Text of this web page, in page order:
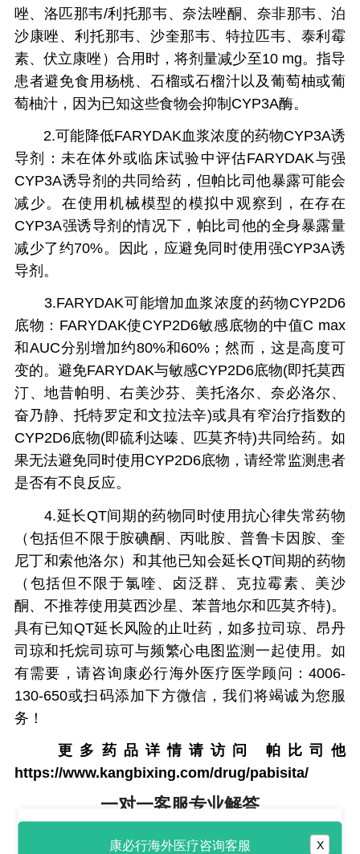
唑、洛匹那韦/利托那韦、奈法唑酮、奈非那韦、泊
沙康唑、利托那韦、沙奎那韦、特拉匹韦、泰利霉
素、伏立康唑）合用时，将剂量减少至10 mg。指导
患者避免食用杨桃、石榴或石榴汁以及葡萄柚或葡
萄柚汁，因为已知这些食物会抑制CYP3A酶。
2.可能降低FARYDAK血浆浓度的药物CYP3A诱
导剂：未在体外或临床试验中评估FARYDAK与强
CYP3A诱导剂的共同给药，但帕比司他暴露可能会
减少。在使用机械模型的模拟中观察到，在存在
CYP3A强诱导剂的情况下，帕比司他的全身暴露量
减少了约70%。因此，应避免同时使用强CYP3A诱
导剂。
3.FARYDAK可能增加血浆浓度的药物CYP2D6
底物：FARYDAK使CYP2D6敏感底物的中值C max
和AUC分别增加约80%和60%；然而，这是高度可
变的。避免FARYDAK与敏感CYP2D6底物(即托莫西
汀、地昔帕明、右美沙芬、美托洛尔、奈必洛尔、
奋乃静、托特罗定和文拉法辛)或具有窄治疗指数的
CYP2D6底物(即硫利达嗪、匹莫齐特)共同给药。如
果无法避免同时使用CYP2D6底物，请经常监测患者
是否有不良反应。
4.延长QT间期的药物同时使用抗心律失常药物
（包括但不限于胺碘酮、丙吡胺、普鲁卡因胺、奎
尼丁和索他洛尔）和其他已知会延长QT间期的药物
（包括但不限于氯喹、卤泛群、克拉霉素、美沙
酮、不推荐使用莫西沙星、苯普地尔和匹莫齐特)。
具有已知QT延长风险的止吐药，如多拉司琼、昂丹
司琼和托烷司琼可与频繁心电图监测一起使用。如
有需要，请咨询康必行海外医疗医学顾问：4006-
130-650或扫码添加下方微信，我们将竭诚为您服
务！
更多药品详情请访问 帕比司他
https://www.kangbixing.com/drug/pabisita/
一对一客服专业解答
康必行海外医疗咨询客服 X